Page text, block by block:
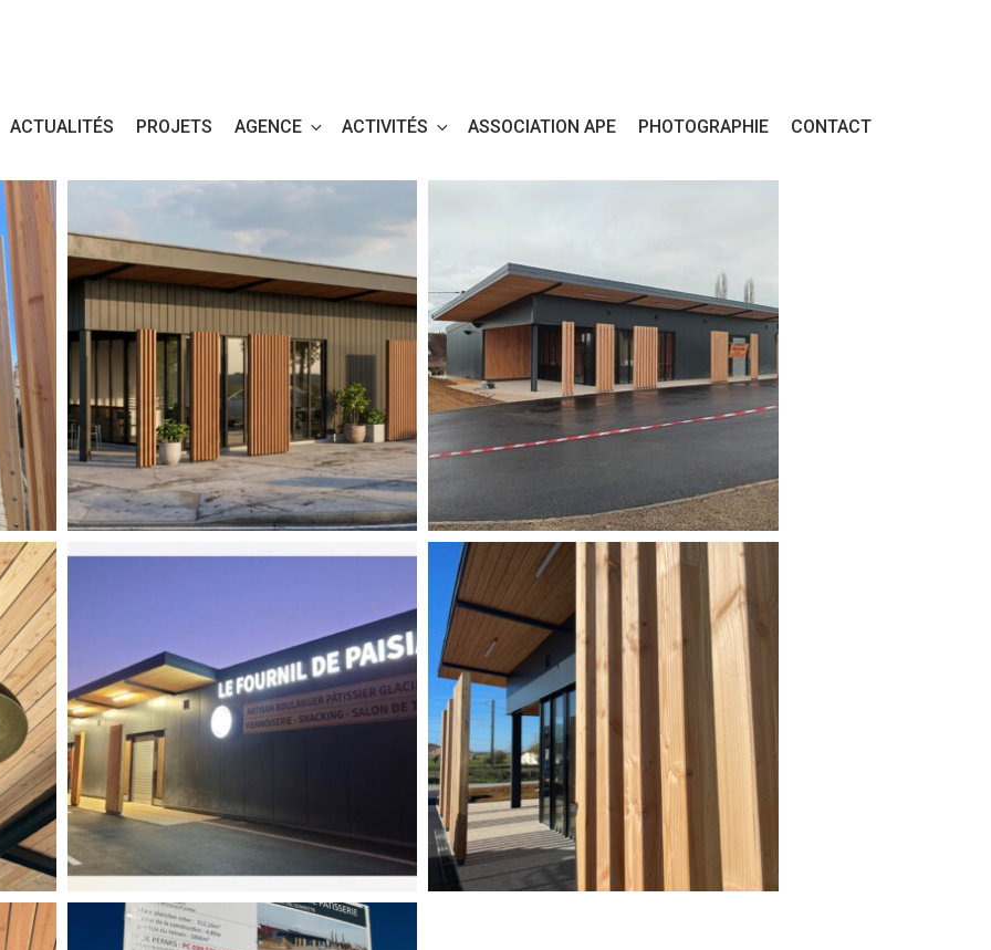
ACTUALITÉS PROJETS AGENCE ACTIVITÉS ASSOCIATION APE PHOTOGRAPHIE CONTACT